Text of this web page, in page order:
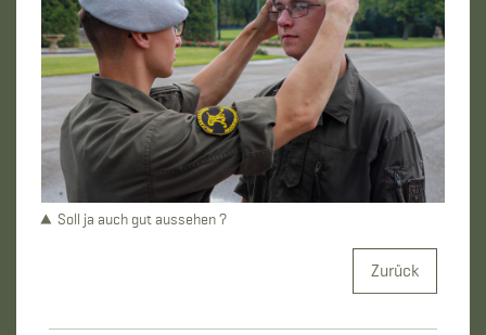
Soll ja auch gut aussehen ?
Zurück